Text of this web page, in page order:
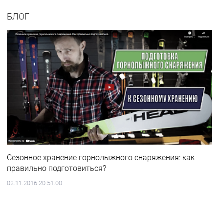
БЛОГ
Сезонное хранение горнолыжного снаряжения: как
правильно подготовиться?
02.11.2016 20:51:00